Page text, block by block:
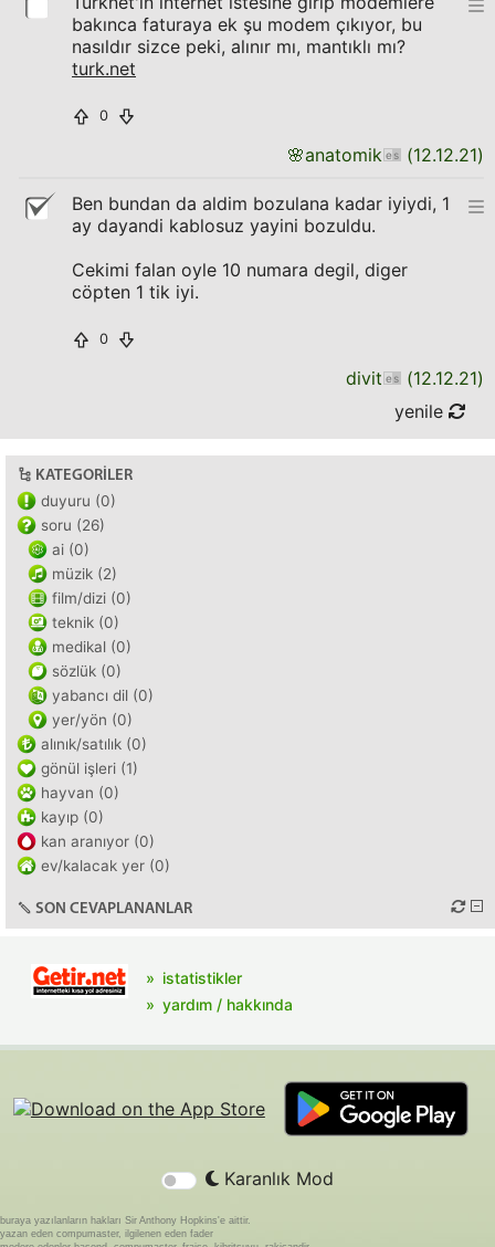
bakınca faturaya ek şu modem çıkıyor, bu
nasıldır sizce peki, alınır mı, mantıklı mı?
turk.net
0
🌸anatomik (12.12.21)
Ben bundan da aldim bozulana kadar iyiydi, 1
ay dayandi kablosuz yayini bozuldu.
Cekimi falan oyle 10 numara degil, diger
cöpten 1 tik iyi.
0
divit (12.12.21)
yenile
KATEGORILER
duyuru (0)
soru (26)
ai (0)
müzik (2)
film/dizi (0)
teknik (0)
medikal (0)
sözlük (0)
yabancı dil (0)
yer/yön (0)
alınık/satılık (0)
gönül işleri (1)
hayvan (0)
kayıp (0)
kan aranıyor (0)
ev/kalacak yer (0)
SON CEVAPLANANLAR
istatistikler
yardım / hakkında
Karanlık Mod
buraya yazılanların hakları Sir Anthony Hopkins'e aittir.
yazan eden compumaster, ilgilenen eden fader